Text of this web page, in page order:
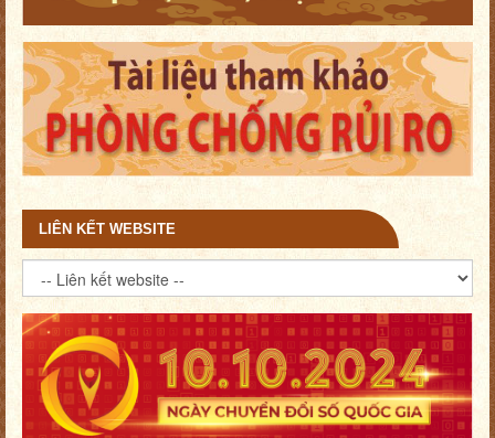
LIÊN KẾT WEBSITE